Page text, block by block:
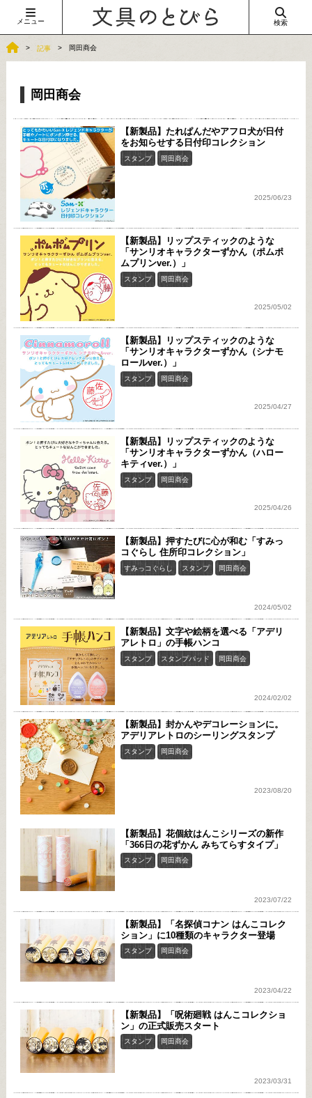
メニュー 検索
記事 岡田商会
岡田商会
【新製品】たれぱんだやアフロ犬が日付
をお知らせする日付印コレクション
スタンプ 岡田商会
2025/06/23
【新製品】リップスティックのような
「サンリオキャラクターずかん（ポムポ
ムプリンver.）」
スタンプ 岡田商会
2025/05/02
【新製品】リップスティックのような
「サンリオキャラクターずかん（シナモ
ロールver.）」
スタンプ 岡田商会
2025/04/27
【新製品】リップスティックのような
「サンリオキャラクターずかん（ハロー
キティver.）」
スタンプ 岡田商会
2025/04/26
【新製品】押すたびに心が和む「すみっ
コぐらし 住所印コレクション」
すみっコぐらし スタンプ 岡田商会
2024/05/02
【新製品】文字や絵柄を選べる「アデリ
アレトロ」の手帳ハンコ
スタンプ スタンプパッド 岡田商会
2024/02/02
【新製品】封かんやデコレーションに。
アデリアレトロのシーリングスタンプ
スタンプ 岡田商会
2023/08/20
【新製品】花個紋はんこシリーズの新作
「366日の花ずかん みちてらすタイプ」
スタンプ 岡田商会
2023/07/22
【新製品】「名探偵コナン はんこコレク
ション」に10種類のキャラクター登場
スタンプ 岡田商会
2023/04/22
【新製品】「呪術廻戦 はんこコレクショ
ン」の正式販売スタート
スタンプ 岡田商会
2023/03/31